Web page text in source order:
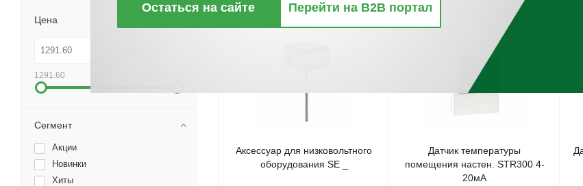
Аксессуар для низковольтного
оборудования SE _
Датчик температуры
помещения настен. STR300 4-
20мА
Цена
1291.60
Сегмент
Акции
Новинки
Хиты
Остаться на сайте Перейти на B2B портал